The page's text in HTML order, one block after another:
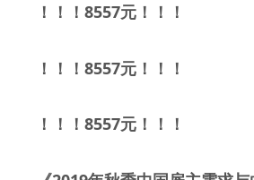
！！！ 8557元！！！
！！！ 8557元！！！
！！！ 8557元！！！